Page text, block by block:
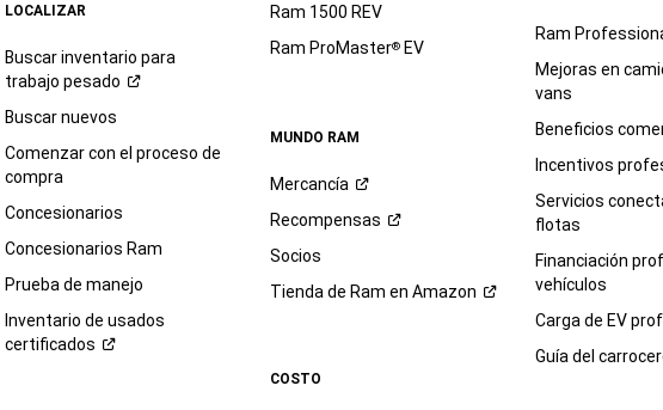
LOCALIZAR
Buscar inventario para
trabajo pesado
Buscar nuevos
Comenzar con el proceso de
compra
Concesionarios
Concesionarios Ram
Prueba de manejo
Inventario de usados
certificados
Ram 1500 REV
Ram ProMaster®EV
MUNDO RAM
Mercancía
Recompensas
Socios
Tienda de Ram en Amazon
COSTO
Ram
Mejoras en
vans
Beneficios
Incentivos
Servicios
flotas
Financiación
vehículos
Carga de EV
Guía del